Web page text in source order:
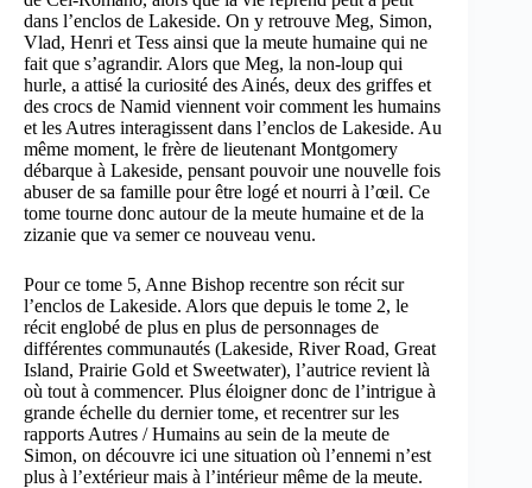
dans l’enclos de Lakeside. On y retrouve Meg, Simon,
Vlad, Henri et Tess ainsi que la meute humaine qui ne
fait que s’agrandir. Alors que Meg, la non-loup qui
hurle, a attisé la curiosité des Ainés, deux des griffes et
des crocs de Namid viennent voir comment les humains
et les Autres interagissent dans l’enclos de Lakeside. Au
même moment, le frère de lieutenant Montgomery
débarque à Lakeside, pensant pouvoir une nouvelle fois
abuser de sa famille pour être logé et nourri à l’œil. Ce
tome tourne donc autour de la meute humaine et de la
zizanie que va semer ce nouveau venu.
Pour ce tome 5, Anne Bishop recentre son récit sur
l’enclos de Lakeside. Alors que depuis le tome 2, le
récit englobé de plus en plus de personnages de
différentes communautés (Lakeside, River Road, Great
Island, Prairie Gold et Sweetwater), l’autrice revient là
où tout à commencer. Plus éloigner donc de l’intrigue à
grande échelle du dernier tome, et recentrer sur les
rapports Autres / Humains au sein de la meute de
Simon, on découvre ici une situation où l’ennemi n’est
plus à l’extérieur mais à l’intérieur même de la meute.